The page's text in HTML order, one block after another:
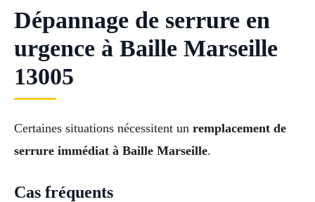
Dépannage de serrure en
urgence à Baille Marseille
13005
Certaines situations nécessitent un remplacement de
serrure immédiat à Baille Marseille.
Cas fréquents